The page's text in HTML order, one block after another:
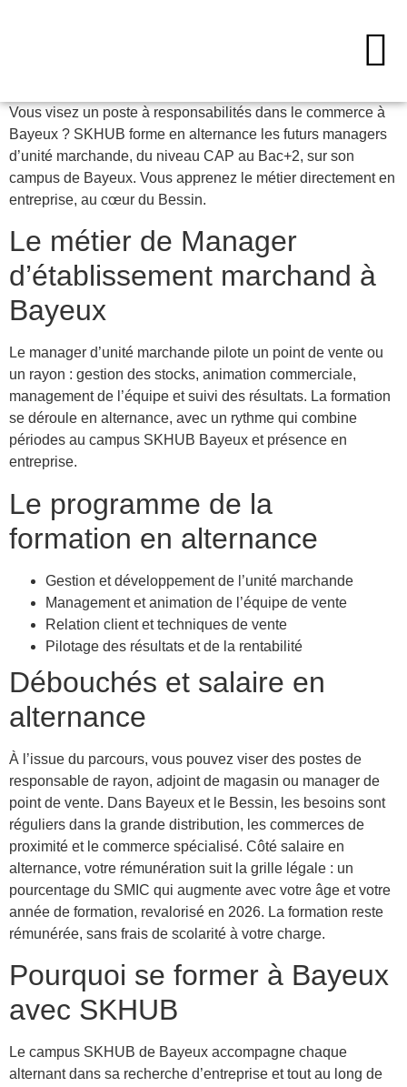
Vous visez un poste à responsabilités dans le commerce à
Bayeux ? SKHUB forme en alternance les futurs managers
d’unité marchande, du niveau CAP au Bac+2, sur son
campus de Bayeux. Vous apprenez le métier directement en
entreprise, au cœur du Bessin.
Le métier de Manager
d’établissement marchand à
Bayeux
Le manager d’unité marchande pilote un point de vente ou
un rayon : gestion des stocks, animation commerciale,
management de l’équipe et suivi des résultats. La formation
se déroule en alternance, avec un rythme qui combine
périodes au campus SKHUB Bayeux et présence en
entreprise.
Le programme de la
formation en alternance
Gestion et développement de l’unité marchande
Management et animation de l’équipe de vente
Relation client et techniques de vente
Pilotage des résultats et de la rentabilité
Débouchés et salaire en
alternance
À l’issue du parcours, vous pouvez viser des postes de
responsable de rayon, adjoint de magasin ou manager de
point de vente. Dans Bayeux et le Bessin, les besoins sont
réguliers dans la grande distribution, les commerces de
proximité et le commerce spécialisé. Côté salaire en
alternance, votre rémunération suit la grille légale : un
pourcentage du SMIC qui augmente avec votre âge et votre
année de formation, revalorisé en 2026. La formation reste
rémunérée, sans frais de scolarité à votre charge.
Pourquoi se former à Bayeux
avec SKHUB
Le campus SKHUB de Bayeux accompagne chaque
alternant dans sa recherche d’entreprise et tout au long de